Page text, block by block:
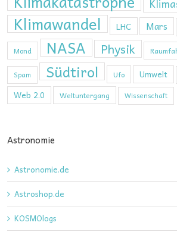
Klimawandel LHC Mars
Mond NASA Physik
Spam Südtirol Ufo Umwelt
Web 2.0 Weltuntergang Wissenschaft
Astronomie
Astronomie.de
Astroshop.de
KOSMOlogs